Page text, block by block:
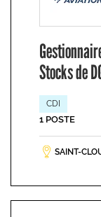
Stocks de
CDI
1 POSTE
SAINT-